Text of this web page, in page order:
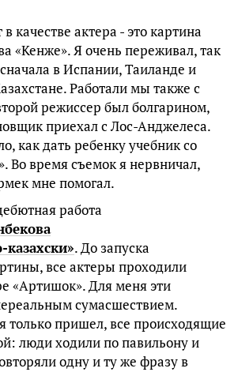
качестве актера - это картина
«Кенже». Я очень переживал, так
в Испании, Таиланде и
Работали мы также с
режиссер был болгарином,
приехал с Лос-Анджелеса.
как дать ребенку учебник со
Во время съемок я нервничал,
мне помогал.
работа
. До запуска
все актеры проходили
«Артишок». Для меня эти
сумасшествием.
только пришел, все происходящие
люди ходили по павильону и
одну и ту же фразу в